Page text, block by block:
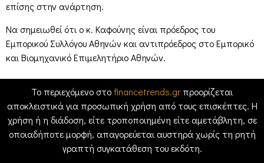
επίσης στην ανάρτηση.
Να σημειωθεί ότι ο κ. Καφούνης είναι πρόεδρος του
Εμπορικού Συλλόγου Αθηνών και αντιπρόεδρος στο Εμπορικό
και Βιομηχανικό Επιμελητήριο Αθηνών.
Το περιεχόμενο στο financetrends.grπροορίζεται
αποκλειστικά για προσωπική χρήση από τους επισκέπτες. Η
χρήση ή η διάδοση, είτε τροποποιημένη είτε αμετάβλητη, σε
οποιαδήποτε μορφή, απαγορεύεται αυστηρά χωρίς τη ρητή
γραπτή συγκατάθεση του εκδότη.